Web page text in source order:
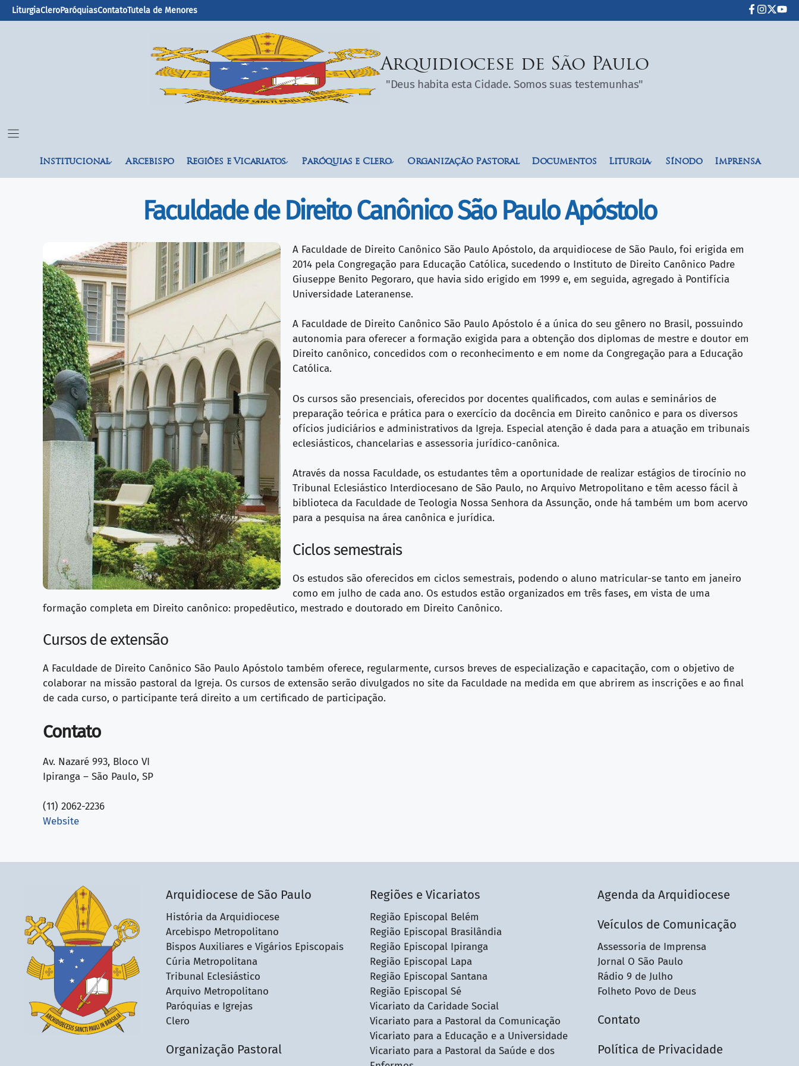
LiturgiaCleroParóquiasContatoTutela de Menores
Arquidiocese de São Paulo
"Deus habita esta Cidade. Somos suas testemunhas"
Institucional Arcebispo Regiões e Vicariatos Paróquias e Clero Organização Pastoral Documentos Liturgia Sínodo Imprensa
Faculdade de Direito Canônico São Paulo Apóstolo
A Faculdade de Direito Canônico São Paulo Apóstolo, da arquidiocese de São Paulo, foi erigida em
2014 pela Congregação para Educação Católica, sucedendo o Instituto de Direito Canônico Padre
Giuseppe Benito Pegoraro, que havia sido erigido em 1999 e, em seguida, agregado à Pontifícia
Universidade Lateranense.
A Faculdade de Direito Canônico São Paulo Apóstolo é a única do seu gênero no Brasil, possuindo
autonomia para oferecer a formação exigida para a obtenção dos diplomas de mestre e doutor em
Direito canônico, concedidos com o reconhecimento e em nome da Congregação para a Educação
Católica.
Os cursos são presenciais, oferecidos por docentes qualificados, com aulas e seminários de
preparação teórica e prática para o exercício da docência em Direito canônico e para os diversos
ofícios judiciários e administrativos da Igreja. Especial atenção é dada para a atuação em tribunais
eclesiásticos, chancelarias e assessoria jurídico-canônica.
Através da nossa Faculdade, os estudantes têm a oportunidade de realizar estágios de tirocínio no
Tribunal Eclesiástico Interdiocesano de São Paulo, no Arquivo Metropolitano e têm acesso fácil à
biblioteca da Faculdade de Teologia Nossa Senhora da Assunção, onde há também um bom acervo
para a pesquisa na área canônica e jurídica.
Ciclos semestrais
Os estudos são oferecidos em ciclos semestrais, podendo o aluno matricular-se tanto em janeiro
como em julho de cada ano. Os estudos estão organizados em três fases, em vista de uma
formação completa em Direito canônico: propedêutico, mestrado e doutorado em Direito Canônico.
Cursos de extensão
A Faculdade de Direito Canônico São Paulo Apóstolo também oferece, regularmente, cursos breves de especialização e capacitação, com o objetivo de
colaborar na missão pastoral da Igreja. Os cursos de extensão serão divulgados no site da Faculdade na medida em que abrirem as inscrições e ao final
de cada curso, o participante terá direito a um certificado de participação.
Contato
Av. Nazaré 993, Bloco VI
Ipiranga – São Paulo, SP
(11) 2062-2236
Website
Arquidiocese de São Paulo
História da Arquidiocese
Arcebispo Metropolitano
Bispos Auxiliares e Vigários Episcopais
Cúria Metropolitana
Tribunal Eclesiástico
Arquivo Metropolitano
Paróquias e Igrejas
Clero
Organização Pastoral
Regiões e Vicariatos
Região Episcopal Belém
Região Episcopal Brasilândia
Região Episcopal Ipiranga
Região Episcopal Lapa
Região Episcopal Santana
Região Episcopal Sé
Vicariato da Caridade Social
Vicariato para a Pastoral da Comunicação
Vicariato para a Educação e a Universidade
Vicariato para a Pastoral da Saúde e dos
Agenda da Arquidiocese
Veículos de Comunicação
Assessoria de Imprensa
Jornal O São Paulo
Rádio 9 de Julho
Folheto Povo de Deus
Contato
Política de Privacidade